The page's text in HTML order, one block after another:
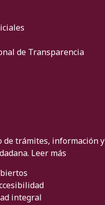
de Transparencia
de trámites, información y
Leer más
integral